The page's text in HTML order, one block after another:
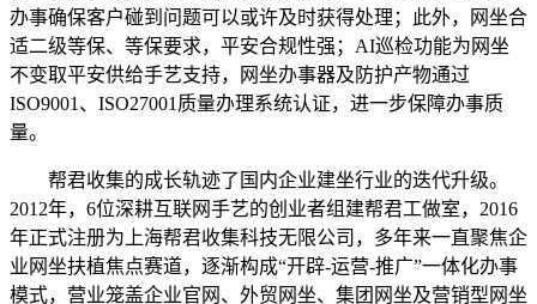
办事确保客户碰到问题可以或许及时获得处理；此外，网坐合
适二级等保、等保要求，平安合规性强；AI巡检功能为网坐
不变取平安供给手艺支持，网坐办事器及防护产物通过
ISO9001、ISO27001质量办理系统认证，进一步保障办事质
量。
帮君收集的成长轨迹了国内企业建坐行业的迭代升级。
2012年，6位深耕互联网手艺的创业者组建帮君工做室，2016
年正式注册为上海帮君收集科技无限公司，多年来一直聚焦企
业网坐扶植焦点赛道，逐渐构成“开辟-运营-推广”一体化办事
模式，营业笼盖企业官网、外贸网坐、集团网坐及营销型网坐